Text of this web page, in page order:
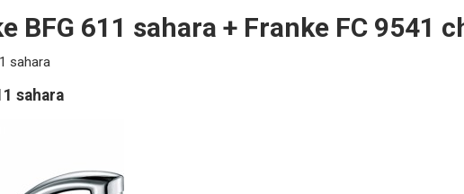
BFG 611 sahara + Franke FC 9541
sahara